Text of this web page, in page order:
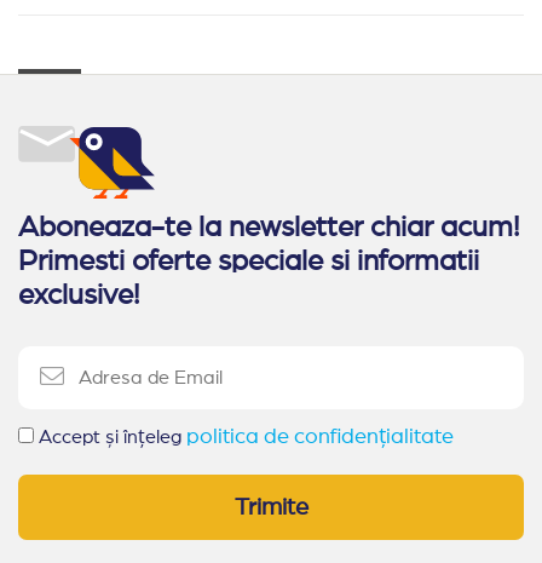
Aboneaza-te la newsletter chiar acum!
Primesti oferte speciale si informatii
exclusive!
Accept și înțeleg politica de confidențialitate
Trimite